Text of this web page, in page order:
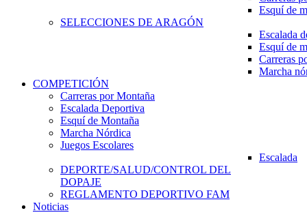
Esquí de
SELECCIONES DE ARAGÓN
Escalada
Esquí de
Carreras
Marcha
COMPETICIÓN
Carreras por Montaña
Escalada Deportiva
Esquí de Montaña
Marcha Nórdica
Juegos Escolares
Escalada
DEPORTE/SALUD/CONTROL DEL
DOPAJE
REGLAMENTO DEPORTIVO FAM
Noticias